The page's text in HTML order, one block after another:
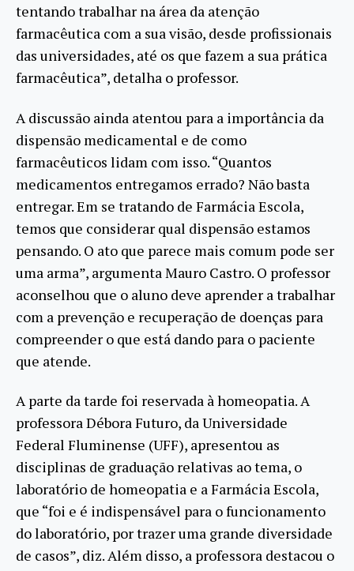
tentando trabalhar na área da atenção
farmacêutica com a sua visão, desde profissionais
das universidades, até os que fazem a sua prática
farmacêutica”, detalha o professor.
A discussão ainda atentou para a importância da
dispensão medicamental e de como
farmacêuticos lidam com isso. “Quantos
medicamentos entregamos errado? Não basta
entregar. Em se tratando de Farmácia Escola,
temos que considerar qual dispensão estamos
pensando. O ato que parece mais comum pode ser
uma arma”, argumenta Mauro Castro. O professor
aconselhou que o aluno deve aprender a trabalhar
com a prevenção e recuperação de doenças para
compreender o que está dando para o paciente
que atende.
A parte da tarde foi reservada à homeopatia. A
professora Débora Futuro, da Universidade
Federal Fluminense (UFF), apresentou as
disciplinas de graduação relativas ao tema, o
laboratório de homeopatia e a Farmácia Escola,
que “foi e é indispensável para o funcionamento
do laboratório, por trazer uma grande diversidade
de casos”, diz. Além disso, a professora destacou o